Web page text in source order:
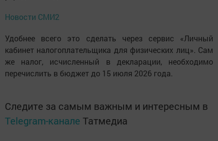
Новости СМИ2
Удобнее всего это сделать через сервис «Личный
кабинет налогоплательщика для физических лиц». Сам
же налог, исчисленный в декларации, необходимо
перечислить в бюджет до 15 июля 2026 года.
Следите за самым важным и интересным в
Telegram-канале Татмедиа